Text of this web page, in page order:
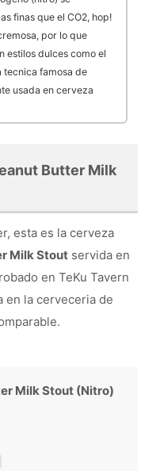
finas que el CO2, hop!
por lo que
estilos dulces como el
tecnica famosa de
usada en cerveza
Butter Milk
esta es la cerveza
Milk Stout servida en
en TeKu Tavern
en la cerveceria de
Milk Stout (Nitro)